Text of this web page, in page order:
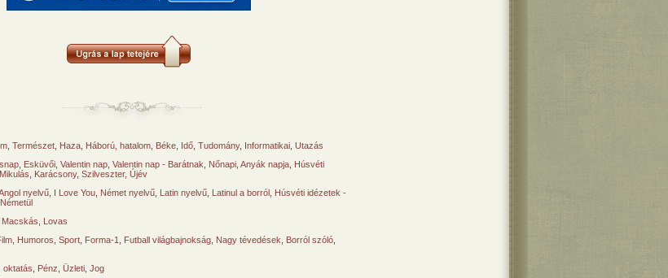
Természet Haza Háború, hatalom Béke Idő Tudomány, Informatikai Utazás
Esküvői Valentin nap Valentin nap - Barátnak Nőnapi Anyák napja Húsvéti
Mikulás Karácsony, Szilveszter, Újév
nyelvű I Love You Német nyelvű Latin nyelvű Latinul a borról Húsvéti idézetek -
Macskás
Lovas
Humoros Sport Forma-1 Futball világbajnokság Nagy tévedések Borról szóló
oktatás Pénz Üzleti Jog